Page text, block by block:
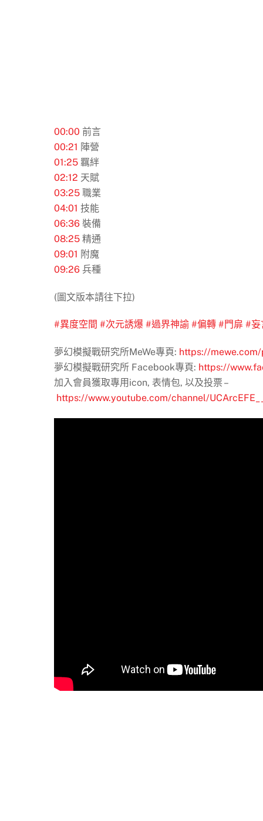
00:00 前言
00:21 陣營
01:25 羈絆
02:12 天賦
03:25 職業
04:01 技能
06:36 裝備
08:25 精通
09:01 附魔
09:26 兵種
(圖文版本請往下拉)
#異度空間 #次元誘爆 #過界神諭 #偏轉 #門扉 #妄
夢幻模擬戰研究所MeWe專頁: https://
夢幻模擬戰研究所 Facebook專頁: https://
加入會員獲取專用icon, 表情包, 以及投票 –
https://www.youtube.com/channel/